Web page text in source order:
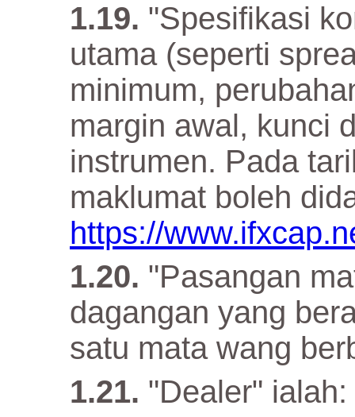
"Spesifikasi
utama (seperti
minimum,
margin awal, kunci
instrumen. Pada
maklumat boleh
https://
"Pasangan
dagangan yang
satu mata wang
"Dealer" ialah: